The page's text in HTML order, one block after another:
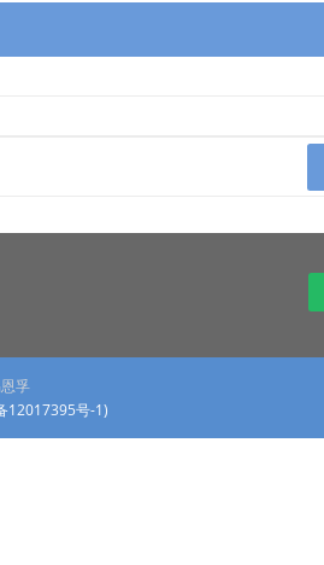
孚
12017395号-1)